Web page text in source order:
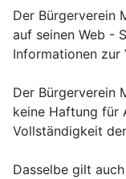
Der Bürgerverein
auf seinen Web -
Informationen zur
Der Bürgerverein
keine Haftung für
Vollständigkeit
Dasselbe gilt